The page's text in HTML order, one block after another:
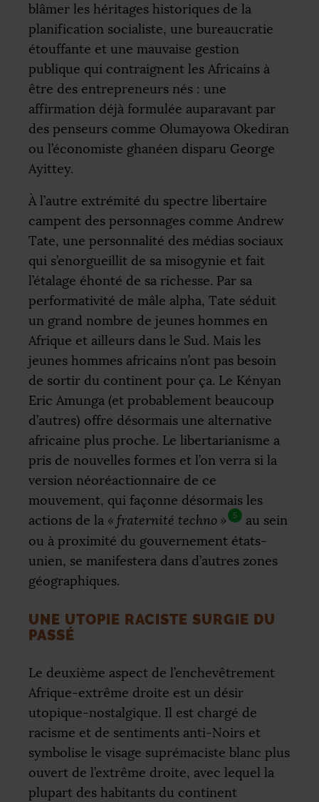
blâmer les héritages historiques de la
planification socialiste, une bureaucratie
étouffante et une mauvaise gestion
publique qui contraignent les Africains à
être des entrepreneurs nés : une
affirmation déjà formulée auparavant par
des penseurs comme Olumayowa Okediran
ou l’économiste ghanéen disparu George
Ayittey.
À l’autre extrémité du spectre libertaire
campent des personnages comme Andrew
Tate, une personnalité des médias sociaux
qui s’enorgueillit de sa misogynie et fait
l’étalage éhonté de sa richesse. Par sa
performativité de mâle alpha, Tate séduit
un grand nombre de jeunes hommes en
Afrique et ailleurs dans le Sud. Mais les
jeunes hommes africains n’ont pas besoin
de sortir du continent pour ça. Le Kényan
Eric Amunga (et probablement beaucoup
d’autres) offre désormais une alternative
africaine plus proche. Le libertarianisme a
pris de nouvelles formes et l’on verra si la
version néoréactionnaire de ce
mouvement, qui façonne désormais les
actions de la « fraternité techno » 5
au sein
ou à proximité du gouvernement états-
unien, se manifestera dans d’autres zones
géographiques.
UNE UTOPIE RACISTE SURGIE DU
PASSÉ
Le deuxième aspect de l’enchevêtrement
Afrique-extrême droite est un désir
utopique-nostalgique. Il est chargé de
racisme et de sentiments anti-Noirs et
symbolise le visage suprémaciste blanc plus
ouvert de l’extrême droite, avec lequel la
plupart des habitants du continent